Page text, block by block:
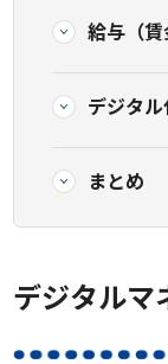
給与（賃
デジタル
まとめ
デジタルマ